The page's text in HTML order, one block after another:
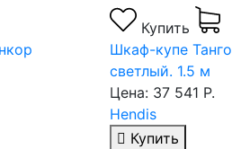
Купить
Шкаф-купе
Цена: 49 008 Р.
Hendis
Купить